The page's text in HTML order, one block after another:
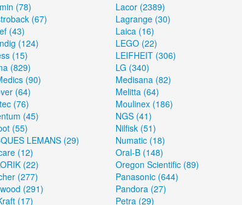
(78)
(67)
(43)
(124)
(15)
(829)
(90)
(64)
(76)
(45)
(55)
LEMANS (29)
(12)
(22)
(277)
(291)
(17)
Lacor (2389)
Lagrange (30)
Laica (16)
LEGO (22)
LEIFHEIT (306)
LG (340)
Medisana (82)
Melitta (64)
Moulinex (186)
NGS (41)
Nilfisk (51)
Numatic (18)
Oral-B (148)
Oregon Scientific (89)
Panasonic (644)
Pandora (27)
Petra (29)